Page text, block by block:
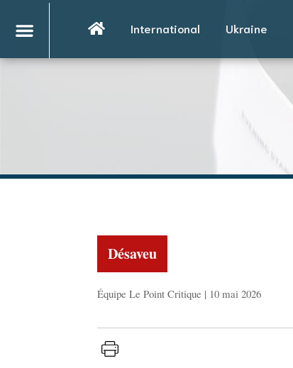
International Ukraine
Désaveu
Équipe Le Point Critique | 10 mai 2026